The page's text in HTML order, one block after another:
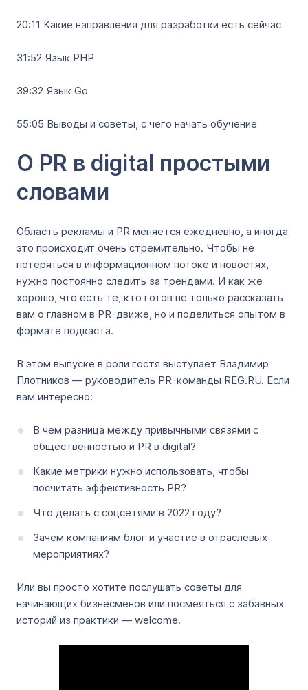
20:11 Какие направления для разработки есть сейчас
31:52 Язык PHP
39:32 Язык Go
55:05 Выводы и советы, с чего начать обучение
О PR в digital простыми
словами
Область рекламы и PR меняется ежедневно, а иногда
это происходит очень стремительно. Чтобы не
потеряться в информационном потоке и новостях,
нужно постоянно следить за трендами. И как же
хорошо, что есть те, кто готов не только рассказать
вам о главном в PR-движе, но и поделиться опытом в
формате подкаста.
В этом выпуске в роли гостя выступает Владимир
Плотников — руководитель PR-команды REG.RU. Если
вам интересно:
В чем разница между привычными связями с
общественностью и PR в digital?
Какие метрики нужно использовать, чтобы
посчитать эффективность PR?
Что делать с соцсетями в 2022 году?
Зачем компаниям блог и участие в отраслевых
мероприятиях?
Или вы просто хотите послушать советы для
начинающих бизнесменов или посмеяться с забавных
историй из практики — welcome.